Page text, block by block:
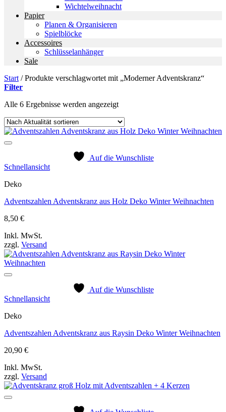
Wichtelweihnacht
Papier
Planen & Organisieren
Spielblöcke
Accessoires
Schlüsselanhänger
Sale
Start /Produkte verschlagwortet mit „Moderner Adventskranz“
Filter
Alle 6 Ergebnisse werden angezeigtNach
sortiert
Auf die Wunschliste
Schnellansicht
Deko
Adventszahlen Adventskranz aus Holz Deko Winter Weihnachten
8,50 €
Inkl. MwSt.
zzgl. Versand
Auf die Wunschliste
Schnellansicht
Deko
Adventszahlen Adventskranz aus Raysin Deko Winter Weihnachten
20,90 €
Inkl. MwSt.
zzgl. Versand